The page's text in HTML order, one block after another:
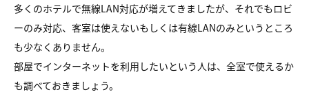
多くのホテルで無線LAN対応が増えてきましたが、それでもロビ
ーのみ対応、客室は使えないもしくは有線LANのみというところ
も少なくありません。
部屋でインターネットを利用したいという人は、全室で使えるか
も調べておきましょう。